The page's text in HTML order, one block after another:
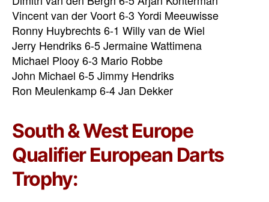
Vincent van der Voort 6-3 Yordi Meeuwisse
Ronny Huybrechts 6-1 Willy van de Wiel
Jerry Hendriks 6-5 Jermaine Wattimena
Michael Plooy 6-3 Mario Robbe
John Michael 6-5 Jimmy Hendriks
Ron Meulenkamp 6-4 Jan Dekker
South & West Europe
Qualifier European Darts
Trophy: